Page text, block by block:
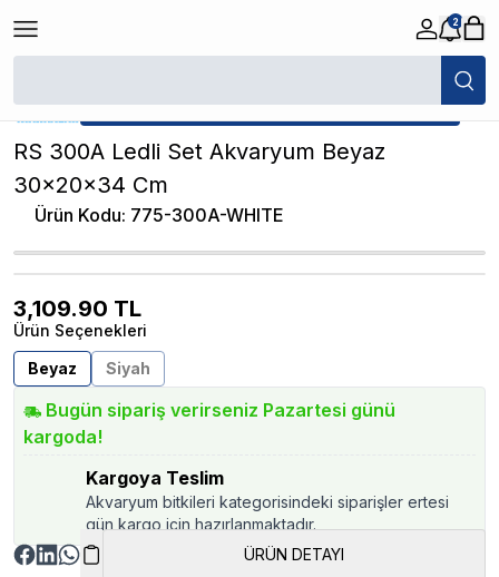
2
/ RS 300A Ledli Set Akvaryum Beyaz 30x20x34 Cm
★ Atakan Petshop, Diğer yetkili satıcısıdır.
RS 300A Ledli Set Akvaryum Beyaz
30x20x34 Cm
Ürün Kodu: 775-300A-WHITE
3,109.90 TL
Ürün Seçenekleri
Beyaz
Siyah
Bugün sipariş verirseniz Pazartesi günü
kargoda!
Kargoya Teslim
Akvaryum bitkileri kategorisindeki siparişler ertesi
gün kargo için hazırlanmaktadır.
ÜRÜN DETAYI